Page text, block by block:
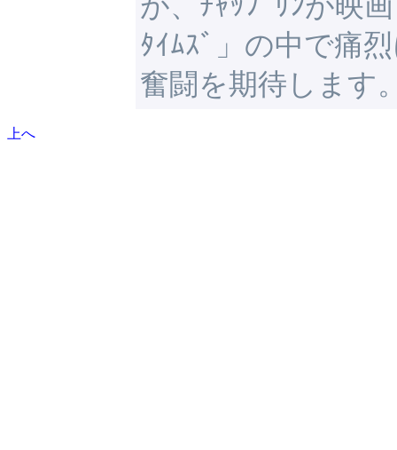
ﾀｲﾑｽﾞ」の中で痛
奮闘を期待します
上へ